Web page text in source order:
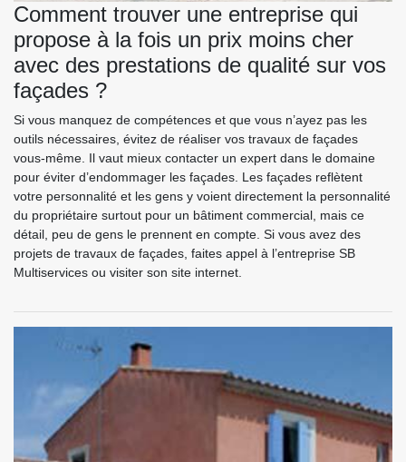
Comment trouver une entreprise qui
propose à la fois un prix moins cher
avec des prestations de qualité sur vos
façades ?
Si vous manquez de compétences et que vous n’ayez pas les
outils nécessaires, évitez de réaliser vos travaux de façades
vous-même. Il vaut mieux contacter un expert dans le domaine
pour éviter d’endommager les façades. Les façades reflètent
votre personnalité et les gens y voient directement la personnalité
du propriétaire surtout pour un bâtiment commercial, mais ce
détail, peu de gens le prennent en compte. Si vous avez des
projets de travaux de façades, faites appel à l’entreprise SB
Multiservices ou visiter son site internet.